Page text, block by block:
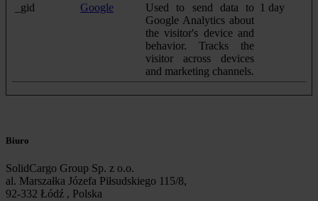
_gid Google
Used to send data to
Google Analytics about
the visitor's device and
behavior. Tracks the
visitor across devices
and marketing channels.
1 day
Biuro
SolidCargo Group Sp. z o.o.
al. Marszałka Józefa Piłsudskiego 115/8,
92-332 Łódź , Polska